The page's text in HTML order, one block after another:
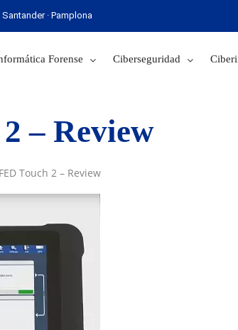
Santander · Pamplona
Forense Ciberseguridad
· Alicante · Santander · Pamplona
– Review
Touch 2 – Review